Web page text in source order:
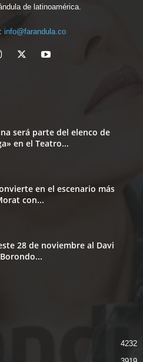
de latinoamérica.
info@farandula.co
será parte del elenco de
en el Teatro...
en el escenario más
con...
28 de noviembre al Davi
4232